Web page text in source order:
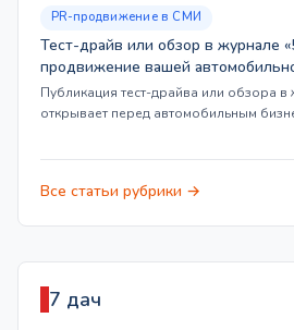
PR-продвижение в СМИ
Тест-драйв или обзор в журнале
продвижение вашей
Публикация тест-драйва или обзора в
открывает перед автомобильным
Все статьи рубрики →
7 дач